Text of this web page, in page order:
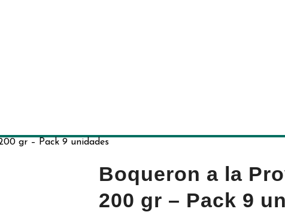
gr – Pack 9 unidades
Boqueron a la
200 gr – Pack 9